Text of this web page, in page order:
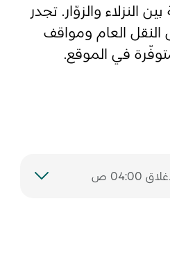
والمؤتمرات
النزلاء والزوّار. تجدر
النقل العام ومواقف
في الموقع.
04:00 ص